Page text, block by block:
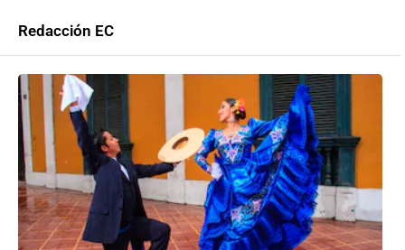
Redacción EC